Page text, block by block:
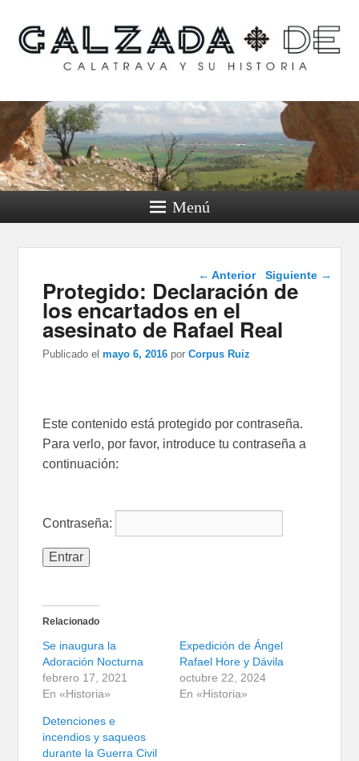
Calzada de Calatrava y
su historia
Menú
Navegación de
entradas
← Anterior Siguiente →
Protegido: Declaración de
los encartados en el
asesinato de Rafael Real
Publicado el mayo 6, 2016 porCorpus Ruiz
Este contenido está protegido por contraseña.
Para verlo, por favor, introduce tu contraseña a
continuación:
Contraseña:
Relacionado
Se inaugura la
Adoración Nocturna
febrero 17, 2021
En «Historia»
Expedición de Ángel
Rafael Hore y Dávila
octubre 22, 2024
En «Historia»
Detenciones e
incendios y saqueos
durante la Guerra Civil